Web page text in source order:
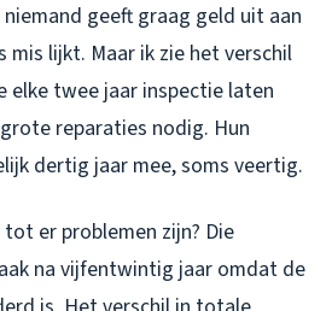
geeft graag geld uit aan
mis lijkt. Maar ik zie het verschil
elke twee jaar inspectie laten
reparaties nodig. Hun
dertig jaar mee, soms veertig.
er problemen zijn? Die
na vijfentwintig jaar omdat de